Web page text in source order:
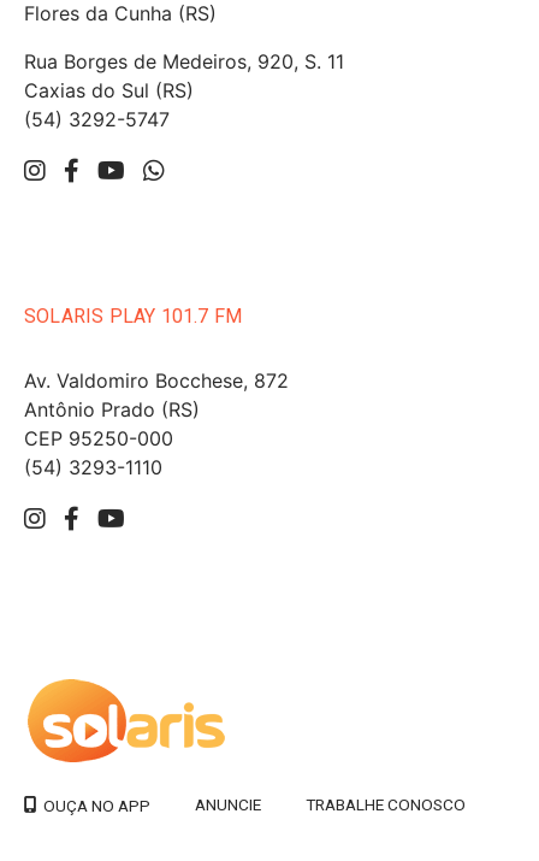
Flores da Cunha (RS)
Rua Borges de Medeiros, 920, S. 11
Caxias do Sul (RS)
(54) 3292-5747
SOLARIS PLAY 101.7 FM
Av. Valdomiro Bocchese, 872
Antônio Prado (RS)
CEP 95250-000
(54) 3293-1110
OUÇA NO APP ANUNCIE TRABALHE CONOSCO